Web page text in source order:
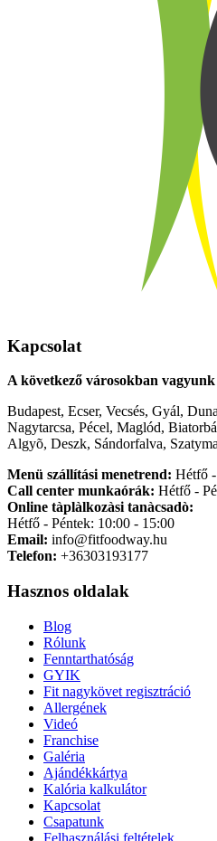
Kapcsolat
A következő városokban
Budapest, Ecser, Vecsés, Gyál,
Nagytarcsa, Pécel, Maglód,
Algyõ, Deszk, Sándorfalva,
Menü szállítási menetrend: Hétfő
Call center munkaórák: Hétfő -
Online tàplàlkozàsi tanàcsadò:
Hétfő - Péntek: 10:00 - 15:00
Email: info@fitfoodway.hu
Telefon: +36303193177
Hasznos oldalak
Blog
Rólunk
Fenntarthatóság
GYIK
Fit nagykövet regisztráció
Allergének
Videó
Franchise
Galéria
Ajándékkártya
Kalória kalkulátor
Kapcsolat
Csapatunk
Felhasználási feltételek